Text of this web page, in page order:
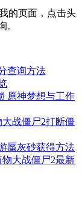
的页面，点击头
。
查询方法
原神梦想与工作
战僵尸2打断僵
蜃灰砂获得方法
大战僵尸2最新